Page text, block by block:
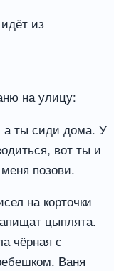
из
на улицу:
а ты сиди дома. У
вот ты и
позови.
на корточки
цыплята.
чёрная с
Ваня